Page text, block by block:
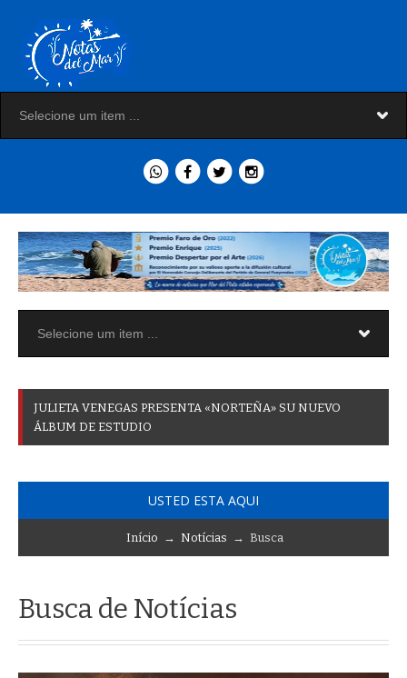
JULIETA VENEGAS PRESENTA «NORTEÑA» SU NUEVO
ÁLBUM DE ESTUDIO
USTED ESTA AQUI
Início → Notícias → Busca
Busca de Notícias